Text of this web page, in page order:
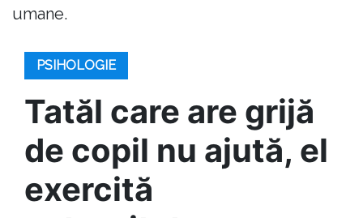
umane.
PSIHOLOGIE
Tatăl care are grijă
de copil nu ajută, el
exercită